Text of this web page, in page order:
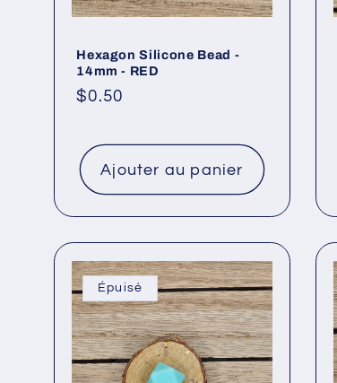
n
:
Hexagon Silicone Bead -
14mm - RED
Prix
$0.50
Ajouter au panier
Épuisé